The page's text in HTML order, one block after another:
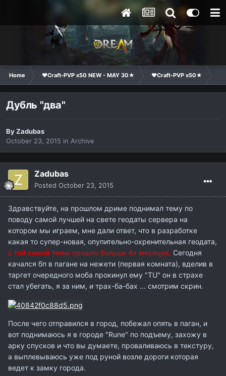
Home ❤Craft-PVP x50 NEW - MAY 30★ ❤Craft-PVP x50★
Дубль "два"
ByZadubas
October 23, 2015 in Archive
Zadubas
Posted October 23, 2015
Здравствуйте, на прошлом дриме поднимал тему по
поводу самой лучшей на свете геодаты сервера на
котором мы играем, мне дали ответ, что в разработке
какая то супер-новая, опупительно-охренительная геодата,
с той самой темы прошло больше 4х месяцев. Сегодня
качался бп в пагане на нежети (первая комната), вделив в
таргет очередного моба прокинул ему "TU" он в страхе
стал убегать, я за ним, и трах-ба-бах ... смотрим скрин.
После чего отправился в город, побежал опять в паган, и
вот поднимаюсь я в городе "Rune" по подъему, захожу в
арку спусков и что вы думаете, проваливаюсь в текстуру,
а выплевываюсь уже под руной возле дороги которая
ведет к замку города.